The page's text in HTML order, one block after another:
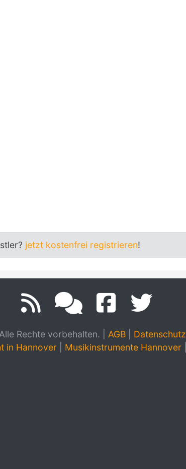
jetzt kostenfrei registrieren!
Rechte vorbehalten. AGB| Datenschutz
in Hannover Musikinstrumente Hannover